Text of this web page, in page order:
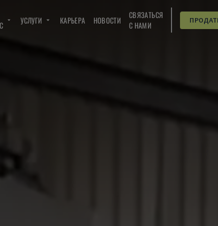
УСЛУГИ КАРЬЕРА НОВОСТИ
СВЯЗАТЬСЯ
С НАМИ